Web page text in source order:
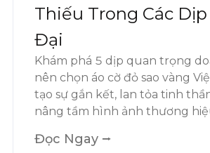
Thiếu Trong Các
Đại
Khám phá 5 dịp quan trọng
nên chọn áo cờ đỏ sao vàng
tạo sự gắn kết, lan tỏa tinh
nâng tầm hình ảnh thương
lượng cao, giúp sự kiện của
Đọc Ngay ⭢